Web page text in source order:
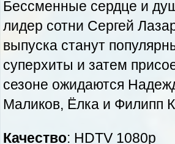
Бессменные сердце и
лидер сотни Сергей
выпуска станут
суперхиты и затем
сезоне ожидаются
Маликов, Ёлка и Филипп
Качество: HDTV 1080р